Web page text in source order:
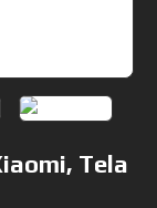
Tela